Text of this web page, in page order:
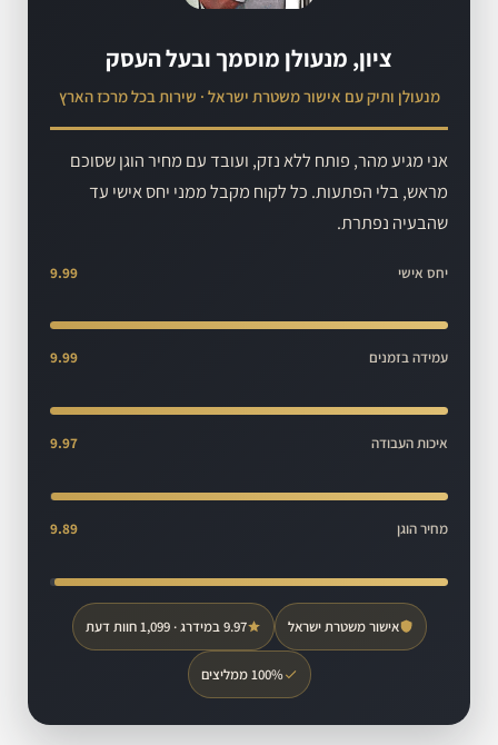
ציון, מנעולן מוסמך ובעל העסק
מנעולן ותיק עם אישור משטרת ישראל · שירות בכל מרכז הארץ
אני מגיע מהר, פותח ללא נזק, ועובד עם מחיר הוגן שסוכם
מראש, בלי הפתעות. כל לקוח מקבל ממני יחס אישי עד
שהבעיה נפתרת.
יחס אישי 9.99
עמידה בזמנים 9.99
איכות העבודה 9.97
מחיר הוגן 9.89
אישור משטרת ישראל 9.97 במידרג · 1,099 חוות דעת
100% ממליצים